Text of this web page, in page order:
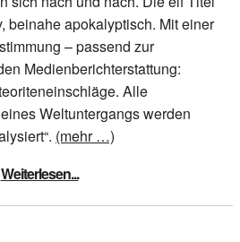
beinahe apokalyptisch. Mit einer
– passend zur
Medienberichterstattung:
Alle
Weltuntergangs werden
(mehr …)
Weiterlesen...